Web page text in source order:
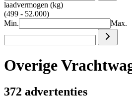
laadvermogen (kg)
(499 - 52.000)
Min.
Max.
Overige
372 advertenties